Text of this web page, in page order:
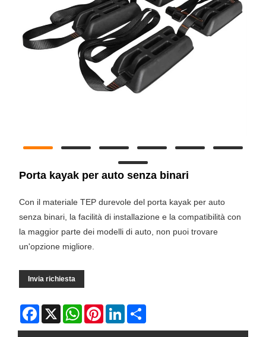
Porta kayak per auto senza binari
Con il materiale TEP durevole del porta kayak per auto
senza binari, la facilità di installazione e la compatibilità con
la maggior parte dei modelli di auto, non puoi trovare
un'opzione migliore.
Invia richiesta
Facebook
X WhatsAppPinterestLinkedIn